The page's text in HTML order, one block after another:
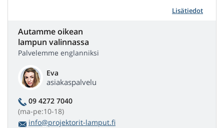
Lisätiedot
Autamme oikean
lampun valinnassa
Palvelemme englanniksi
Eva
asiakaspalvelu
09 4272 7040
(ma-pe:10-18)
info@projektorit-lamput.fi